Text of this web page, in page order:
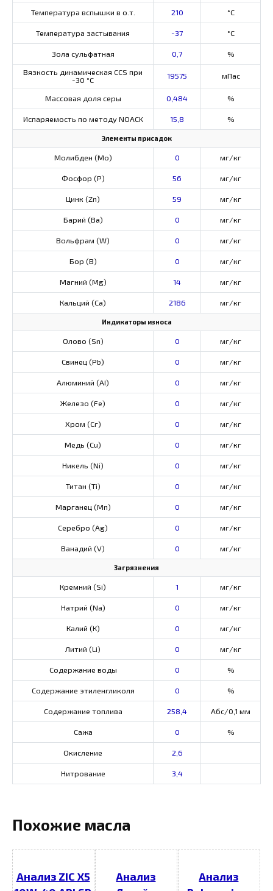
Температура вспышки в о.т. 210 °C
Температура застывания -37 °C
Зола сульфатная 0,7
%
Вязкость динамическая CCS при
-30 °С
19575 мПас
Массовая доля серы 0,484 %
Испаряемость по методу NOACK 15,8 %
Элементы присадок
Молибден (Мо) 0 мг/кг
Фосфор (Р) 56 мг/кг
Цинк (Zn) 59 мг/кг
Барий (Ва) 0 мг/кг
Вольфрам (W) 0 мг/кг
Бор (В) 0 мг/кг
Магний (Mg) 14 мг/кг
Кальций (Са) 2186 мг/кг
Индикаторы износа
Олово (Sn) 0 мг/кг
Свинец (Pb) 0 мг/кг
Алюминий (AI) 0 мг/кг
Железо (Fe) 0 мг/кг
Хром (Сг) 0 мг/кг
Медь (Cu) 0 мг/кг
Никель (Ni) 0 мг/кг
Титан (Ti) 0 мг/кг
Марганец (Mn) 0 мг/кг
Серебро (Ag) 0 мг/кг
Ванадий (V) 0 мг/кг
Загрязнения
Кремний (Si) 1 мг/кг
Натрий (Na) 0 мг/кг
Калий (К) 0 мг/кг
Литий (Li) 0 мг/кг
Содержание воды 0 %
Содержание этиленгликоля 0 %
Содержание топлива 258,4 Абс/0,1 мм
Сажа 0 %
Окисление 2,6
Нитрование 3,4
Похожие масла
Анализ ZIC X5
Анализ
Анализ